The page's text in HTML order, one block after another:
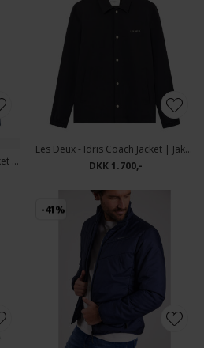
Tommy Hilfiger - Mix media jacket | Jakke Dark Night Navy
Les Deux - Idris Coach Jacket | Jakke Dark Navy
DKK 1.700,-
-41%